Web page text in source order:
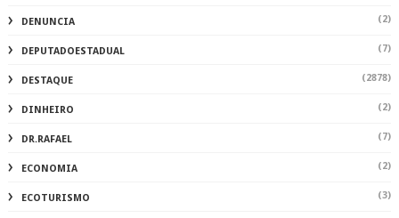
DENUNCIA (2)
DEPUTADOESTADUAL (7)
DESTAQUE (2878)
DINHEIRO (2)
DR.RAFAEL (7)
ECONOMIA (2)
ECOTURISMO (3)